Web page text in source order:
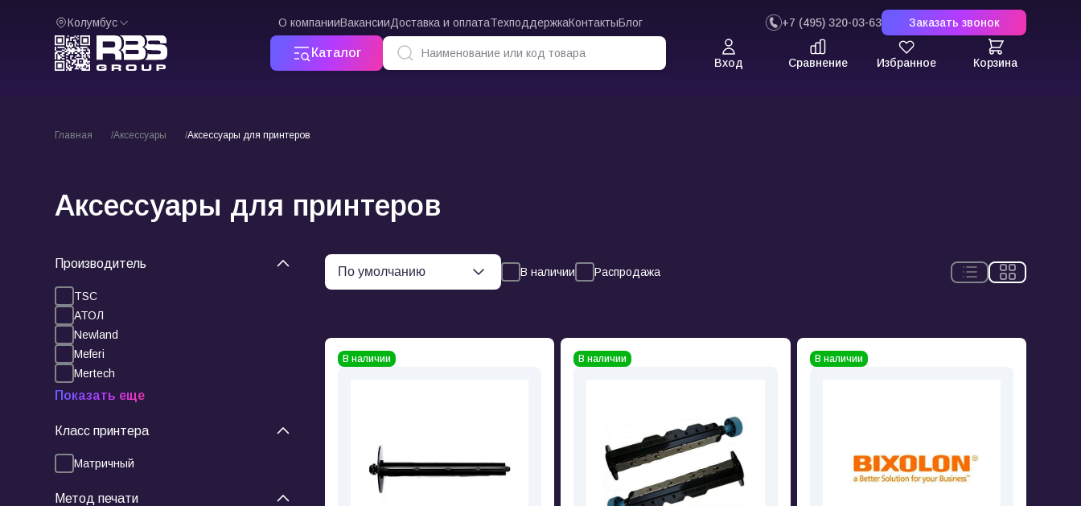
Колумбус О компанииВакансииДоставка и оплатаТехподдержкаКонтактыБлог +7 (495) 320-03-63 Заказать звонок
Каталог
Вход Сравнение Избранное Корзина
Главная Аксессуары Аксессуары для принтеров
Аксессуары для принтеров
Производитель
TSC
АТОЛ
Newland
Meferi
Mertech
Показать еще
Класс принтера
Матричный
Метод печати
В наличии Распродажа
В наличии В наличии В наличии